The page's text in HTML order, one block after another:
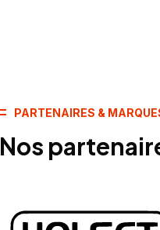
PARTENAIRES &
Nos